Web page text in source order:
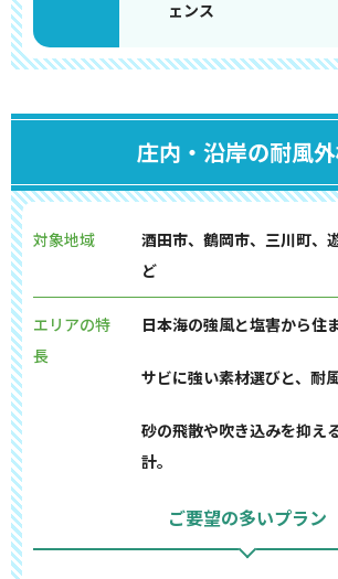
ェンス
庄内・沿岸の耐風
対象地域
酒田市、鶴岡市、三川町、
ど
エリアの特
長
日本海の強風と塩害から住
サビに強い素材選びと、耐
砂の飛散や吹き込みを抑え
計。
ご要望の多いプラン